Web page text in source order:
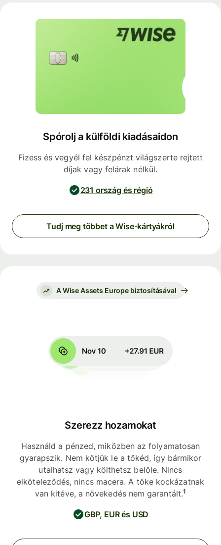
Spórolj a külföldi kiadásaidon
Fizess és vegyél fel készpénzt világszerte rejtett
díjak vagy felárak nélkül.
231 ország és régió
Tudj meg többet a Wise-kártyákról
A Wise Assets Europe biztosításával
Szerezz hozamokat
Használd a pénzed, miközben az folyamatosan
gyarapszik. Nem kötjük le a tőkéd, így bármikor
utalhatsz vagy költhetsz belőle. Nincs
elköteleződés, nincs macera. A tőke kockázatnak
van kitéve, a növekedés nem garantált.1
GBP, EUR és USD